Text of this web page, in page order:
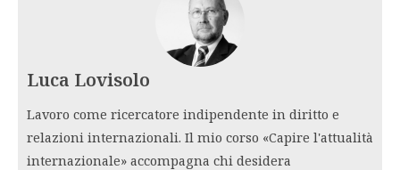
Luca Lovisolo
Lavoro come ricercatore indipendente in diritto e
relazioni internazionali. Il mio corso «Capire l'attualità
internazionale» accompagna chi desidera